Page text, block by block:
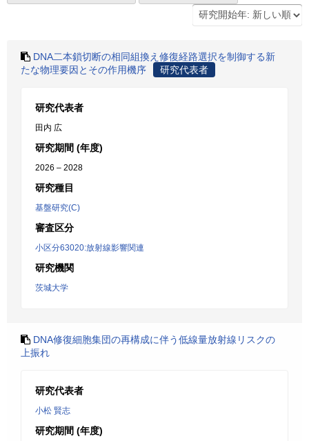
DNA二本鎖切断の相同組換え修復経路選択を制御する新
たな物理要因とその作用機序
研究代表者
研究代表者
田内 広
研究期間 (年度)
2026 – 2028
研究種目
基盤研究(C)
審査区分
小区分63020:放射線影響関連
研究機関
茨城大学
DNA修復細胞集団の再構成に伴う低線量放射線リスクの
上振れ
研究代表者
小松 賢志
研究期間 (年度)